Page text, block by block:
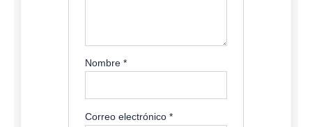
Nombre*
Correo electrónico*